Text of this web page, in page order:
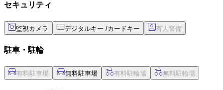
セキュリティ
監視カメラ デジタルキー /カードキー
駐車・駐輪
無料駐車場